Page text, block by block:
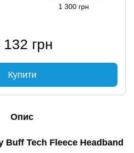
1 300 грн
132 грн
Купити
Опис
Buff Tech Fleece Headband